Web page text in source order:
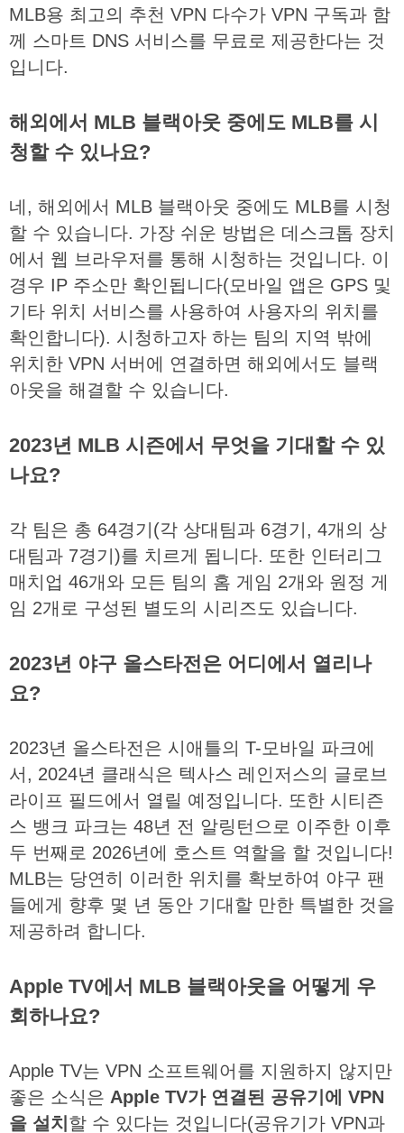
MLB용 최고의 추천 VPN 다수가 VPN 구독과 함
께 스마트 DNS 서비스를 무료로 제공한다는 것
입니다.
해외에서 MLB 블랙아웃 중에도 MLB를 시
청할 수 있나요?
네 , 해외에서 MLB 블랙아웃 중에도 MLB를 시청
할 수 있습니다. 가장 쉬운 방법은 데스크톱 장치
에서 웹 브라우저를 통해 시청하는 것입니다. 이
경우 IP 주소만 확인됩니다(모바일 앱은 GPS 및
기타 위치 서비스를 사용하여 사용자의 위치를
확인합니다). 시청하고자 하는 팀의 지역 밖에
위치한 VPN 서버에 연결하면 해외에서도 블랙
아웃을 해결할 수 있습니다.
2023년 MLB 시즌에서 무엇을 기대할 수 있
나요?
각 팀은 총 64경기 (각 상대팀과 6경기 , 4개의 상
대팀과 7경기 )를 치르게 됩니다. 또한 인터리그
매치업 46개와 모든 팀의 홈 게임 2개와 원정 게
임 2개로 구성된 별도의 시리즈도 있습니다.
2023년 야구 올스타전은 어디에서 열리나
요?
2023년 올스타전은 시애틀의 T-모바일 파크에
서 , 2024년 클래식은 텍사스 레인저스의 글로브
라이프 필드에서 열릴 예정입니다. 또한 시티즌
스 뱅크 파크는 48년 전 알링턴으로 이주한 이후
두 번째로 2026년에 호스트 역할을 할 것입니다!
MLB는 당연히 이러한 위치를 확보하여 야구 팬
들에게
향후 몇 년 동안 기대할 만한 특별한 것을
제공하려 합니다.
Apple TV에서 MLB 블랙아웃을 어떻게 우
회하나요?
Apple TV는 VPN 소프트웨어를 지원하지
않지만
좋은 소식은 Apple TV가 연결된 공유기에
VPN
을 설치 할 수 있다는 것입니다(공유기가 VPN과